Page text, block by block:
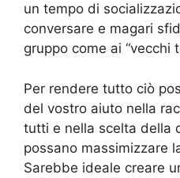
un tempo di
conversare e magari
gruppo come ai “vecchi
Per rendere tutto ciò
del vostro aiuto nella
tutti e nella scelta della
possano massimizzare
Sarebbe ideale creare